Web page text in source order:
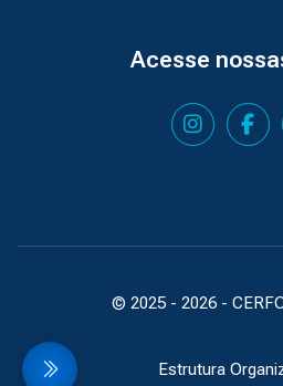
Acesse
© 2025 - 2026 -
Estrutura